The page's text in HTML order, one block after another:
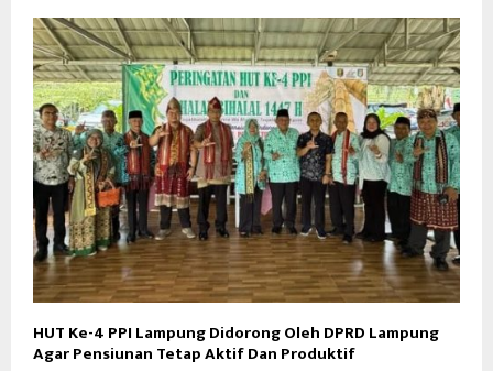
HUT Ke-4 PPI Lampung Didorong Oleh DPRD Lampung
Agar Pensiunan Tetap Aktif Dan Produktif